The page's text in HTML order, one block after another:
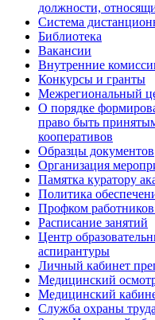
должности,
Система
Библиотека
Вакансии
Внутренние
Конкурсы и гранты
Межрегиональный
О порядке
право быть
кооперативов
Образцы документов
Организация
Памятка куратору
Политика
Профком
Расписание занятий
Центр
аспирантуры
Личный кабинет
Медицинский
Медицинский
Служба охраны труда